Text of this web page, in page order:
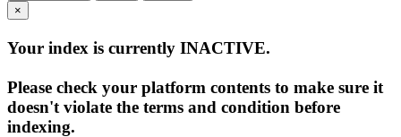
×
Your index is currently INACTIVE.
Please check your platform contents to make sure it
doesn't violate the terms and condition before
indexing.